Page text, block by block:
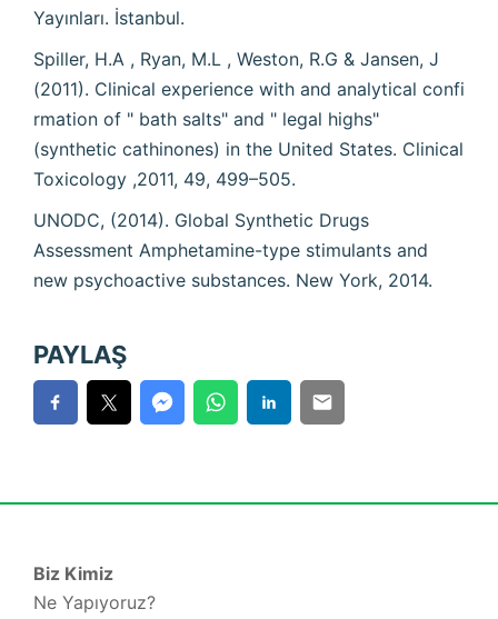
Yayınları. İstanbul.
Spiller, H.A , Ryan, M.L , Weston, R.G & Jansen, J
(2011). Clinical experience with and analytical confi
rmation of " bath salts" and " legal highs"
(synthetic cathinones) in the United States. Clinical
Toxicology ,2011, 49, 499–505.
UNODC, (2014). Global Synthetic Drugs
Assessment Amphetamine-type stimulants and
new psychoactive substances. New York, 2014.
PAYLAŞ
Biz Kimiz
Ne Yapıyoruz?